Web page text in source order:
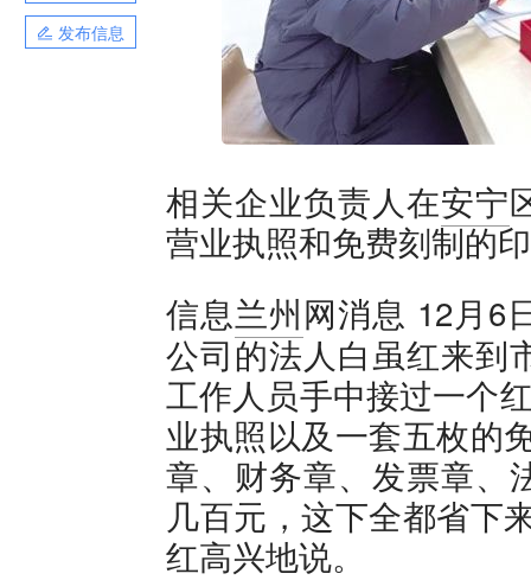
发布信息
相关企业负责人在安宁
营业执照和免费刻制的
信息兰州网消息 12月6
公司的法人白虽红来到
工作人员手中接过一个
业执照以及一套五枚的
章、财务章、发票章、
几百元，这下全都省下
红高兴地说。